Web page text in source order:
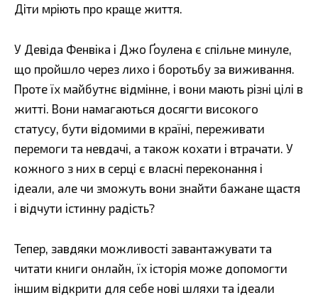
Діти мріють про краще життя.
У Девіда Фенвіка і Джо Ґоулена є спільне минуле,
що пройшло через лихо і боротьбу за виживання.
Проте їх майбутнє відмінне, і вони мають різні цілі в
житті. Вони намагаються досягти високого
статусу, бути відомими в країні, переживати
перемоги та невдачі, а також кохати і втрачати. У
кожного з них в серці є власні переконання і
ідеали, але чи зможуть вони знайти бажане щастя
і відчути істинну радість?
Тепер, завдяки можливості завантажувати та
читати книги онлайн, їх історія може допомогти
іншим відкрити для себе нові шляхи та ідеали